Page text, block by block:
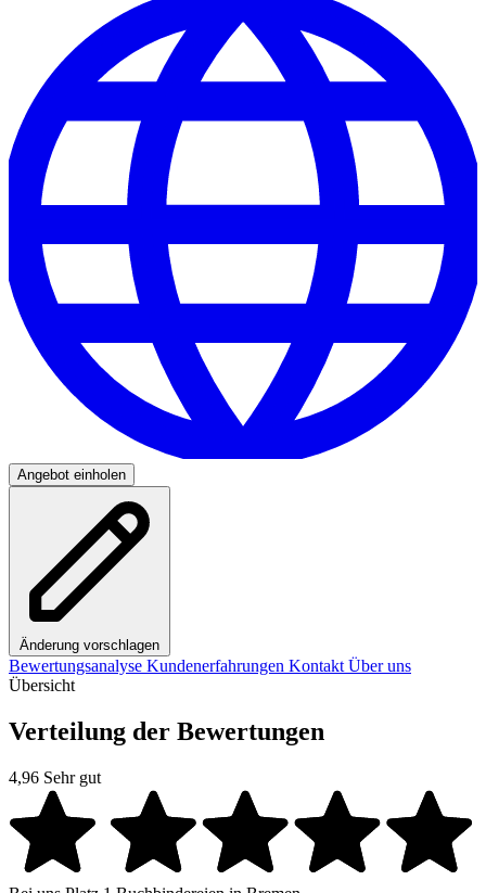
Angebot einholen
Änderung vorschlagen
Bewertungsanalyse Kundenerfahrungen Kontakt Über uns
Übersicht
Verteilung der Bewertungen
4,96 Sehr gut